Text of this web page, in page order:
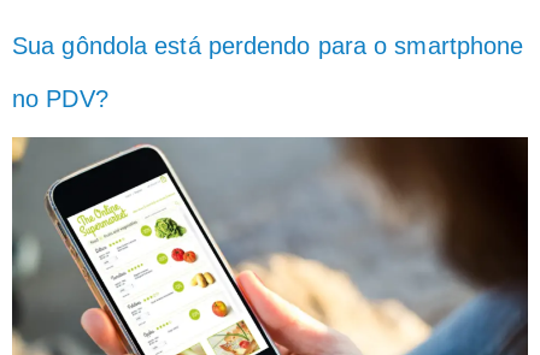
Sua gôndola está perdendo para o smartphone
no PDV?